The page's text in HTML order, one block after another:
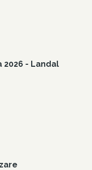
2026 - Landal